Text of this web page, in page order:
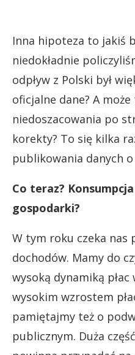
Inna hipoteza to jakiś
niedokładnie
odpływ z Polski był
oficjalne dane? A
niedoszacowania po
korekty? To się kilka
publikowania danych o
Co teraz?
gospodarki?
W tym roku czeka nas
dochodów. Mamy do
wysoką dynamiką
wysokim wzrostem
pamiętajmy też o
publicznym. Duża